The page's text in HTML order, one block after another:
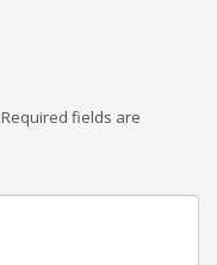
Required fields are